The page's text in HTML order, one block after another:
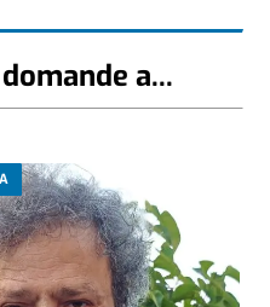
a...